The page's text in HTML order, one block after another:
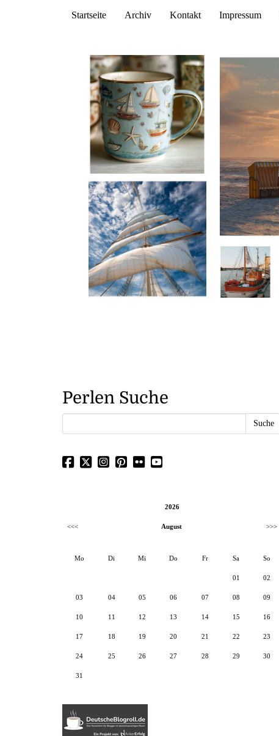
Startseite Archiv Kontakt Impressum
Perlen Suche
2026
<<< August >>>
Mo Di Mi Do Fr Sa So
01 02
03 04 05 06 07 08 09
10 11 12 13 14 15 16
17 18 19 20 21 22 23
24 25 26 27 28 29 30
31